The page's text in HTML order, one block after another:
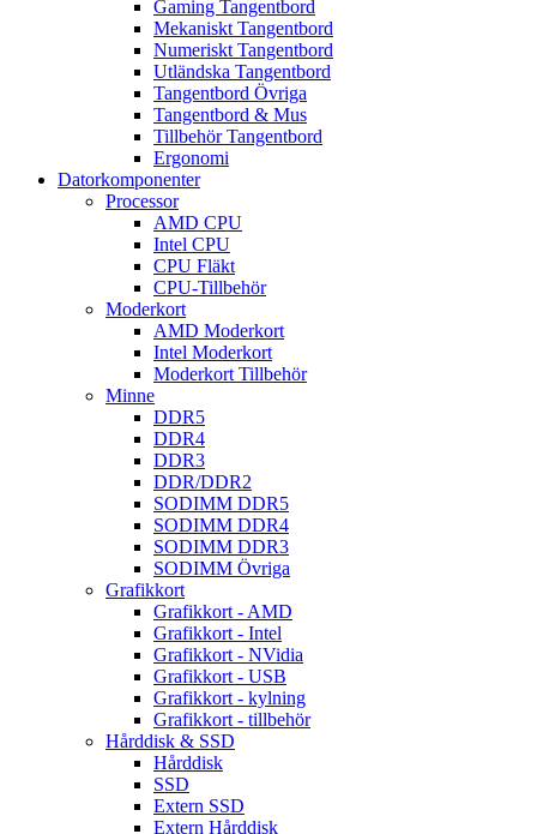
Gaming Tangentbord
Mekaniskt Tangentbord
Numeriskt Tangentbord
Utländska Tangentbord
Tangentbord Övriga
Tangentbord & Mus
Tillbehör Tangentbord
Ergonomi
Datorkomponenter
Processor
AMD CPU
Intel CPU
CPU Fläkt
CPU-Tillbehör
Moderkort
AMD Moderkort
Intel Moderkort
Moderkort Tillbehör
Minne
DDR5
DDR4
DDR3
DDR/DDR2
SODIMM DDR5
SODIMM DDR4
SODIMM DDR3
SODIMM Övriga
Grafikkort
Grafikkort - AMD
Grafikkort - Intel
Grafikkort - NVidia
Grafikkort - USB
Grafikkort - kylning
Grafikkort - tillbehör
Hårddisk & SSD
Hårddisk
SSD
Extern SSD
Extern Hårddisk